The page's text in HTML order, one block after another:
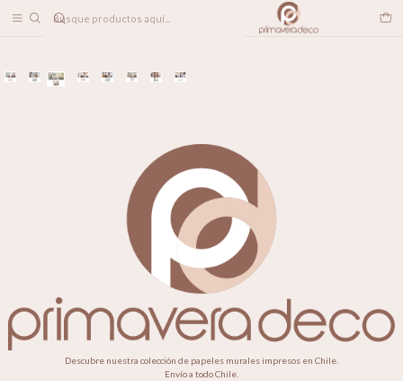
NUESTROS PROYECTOS
Descubre nuestra colección de papeles murales impresos en Chile.
Envío a todo Chile.